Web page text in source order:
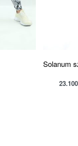
Solanum
23.100